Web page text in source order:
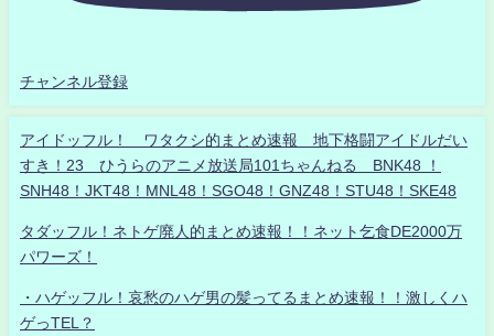
チャンネル登録
アイドッフル！ ワタクシ的まとめ速報 地下格闘アイドルだい
すき！23 ひうらのアニメ放送局101ちゃんねる BNK48 ！
SNH48！JKT48！MNL48！SGO48！GNZ48！STU48！SKE48
タダッフル！ネトゲ廃人的まとめ速報！！ネット乞食DE2000万
パワーズ！
・ハゲッフル！哀愁のハゲ男の髪ってるまとめ速報！！激しくハ
ゲっTEL？